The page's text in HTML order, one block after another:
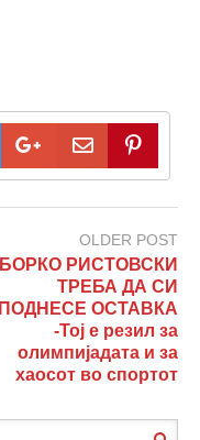
OLDER POST
БОРКО РИСТОВСКИ
ТРЕБА ДА СИ
ПОДНЕСЕ ОСТАВКА
-Тој е резил за
олимпијадата и за
хаосот во спортот